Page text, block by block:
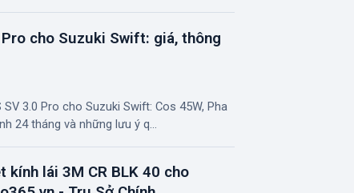
cho Suzuki Swift: giá, thông
3.0 Pro cho Suzuki Swift: Cos 45W, Pha
24 tháng và những lưu ý q...
kính lái 3M CR BLK 40 cho